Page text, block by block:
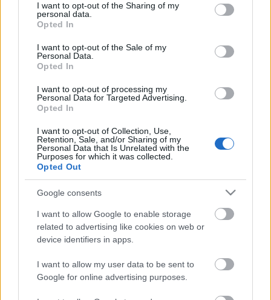
not limited to your visit or usage behaviour. You may click to
grant or deny consent to Google and its third-party tags to
use your data for below specified purposes in below Google
consent section.
I want to opt-out of the Sharing of my
personal data.
Opted In
I want to opt-out of the Sale of my
Personal Data.
Opted In
I want to opt-out of processing my
Personal Data for Targeted Advertising.
Opted In
I want to opt-out of Collection, Use,
Retention, Sale, and/or Sharing of my
Personal Data that Is Unrelated with the
Purposes for which it was collected.
Opted Out
Google consents
I want to allow Google to enable storage
related to advertising like cookies on web or
device identifiers in apps.
I want to allow my user data to be sent to
Google for online advertising purposes.
Klímával való fűtés: gyors
tapasztalat, fűtésköltség, plusz egy
hatalmas pofon
Kis ismétlés: az úgy volt, hogy nyáron elbontattam
egy cserépkályhát és egy konvektort. Így az óra